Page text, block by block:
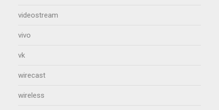
videostream
vivo
vk
wirecast
wireless